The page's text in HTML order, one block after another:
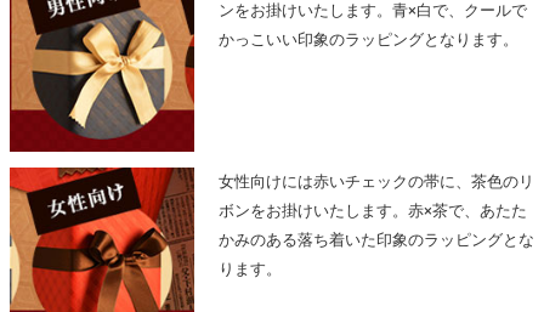
ンをお掛けいたします。青×白で、クールで
かっこいい印象のラッピングとなります。
女性向けには赤いチェックの帯に、茶色のリ
ボンをお掛けいたします。赤×茶で、あたた
かみのある落ち着いた印象のラッピングとな
ります。